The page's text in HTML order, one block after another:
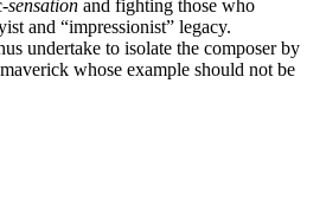
sensation and fighting those who
and “impressionist” legacy.
undertake to isolate the composer by
whose example should not be